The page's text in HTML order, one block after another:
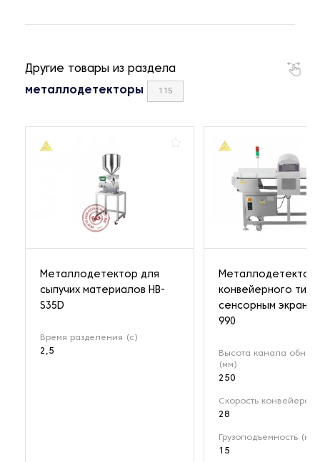
Другие товары из раздела
металлодетекторы 115
Металлодетектор для
сыпучих материалов HB-
S35D
Время разделения (с)
2,5
Металлодетектор
конвейерного типа
сенсорным
990
Высота канала
(мм)
250
Скорость конвейера
28
Грузоподъемность (кг)
15